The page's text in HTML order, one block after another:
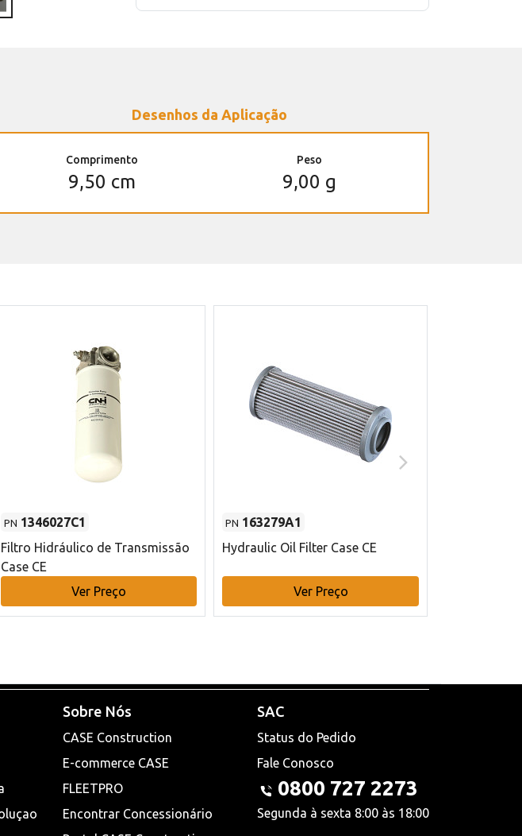
Desenhos da Aplicação
Comprimento
9,50 cm
Peso
9,00 g
PN 1346027C1
Filtro Hidráulico de Transmissão
Case CE
Ver Preço
PN 163279A1
Hydraulic Oil Filter Case CE
Ver Preço
Sobre Nós
CASE Construction
E-commerce CASE
FLEETPRO
Encontrar Concessionário
SAC
Status do Pedido
Fale Conosco
0800 727 2273
Segunda à sexta 8:00 às 18:00